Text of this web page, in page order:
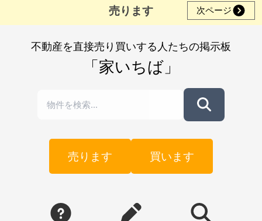
売ります 次ページ
不動産を直接売り買いする人たちの掲示板
「家いちば」
売ります 買います